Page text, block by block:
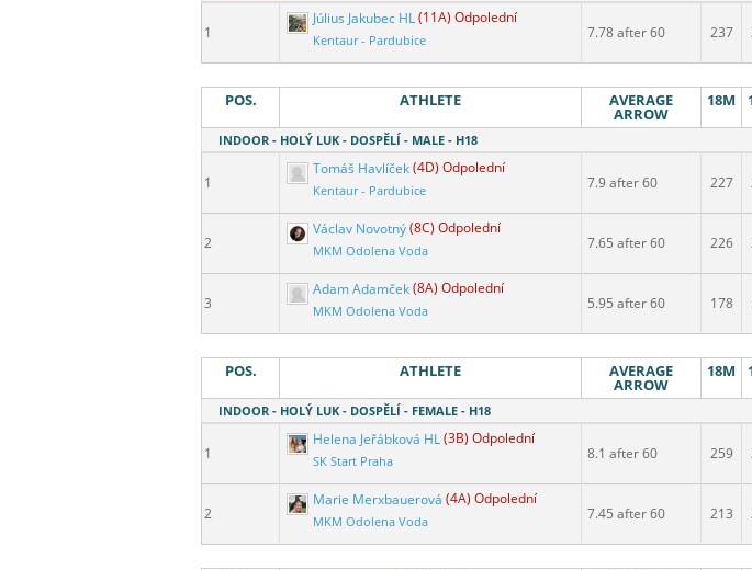
1
Július Jakubec HL(11A) Odpolední
Kentaur - Pardubice 7.78 after 60 237
POS. ATHLETE AVERAGE
ARROW
18M
INDOOR - HOLÝ LUK - DOSPĚLÍ - MALE - H18
1
Tomáš Havlíček(4D) Odpolední
Kentaur - Pardubice 7.9 after 60 227
2
Václav Novotný(8C) Odpolední
MKM Odolena Voda 7.65 after 60 226
3
Adam Adamček(8A) Odpolední
MKM Odolena Voda 5.95 after 60 178
POS. ATHLETE AVERAGE
ARROW
18M
INDOOR - HOLÝ LUK - DOSPĚLÍ - FEMALE - H18
1
Helena Jeřábková HL(3B) Odpolední
SK Start Praha 8.1 after 60 259
2
Marie Merxbauerová (4A) Odpolední
MKM Odolena Voda 7.45 after 60 213